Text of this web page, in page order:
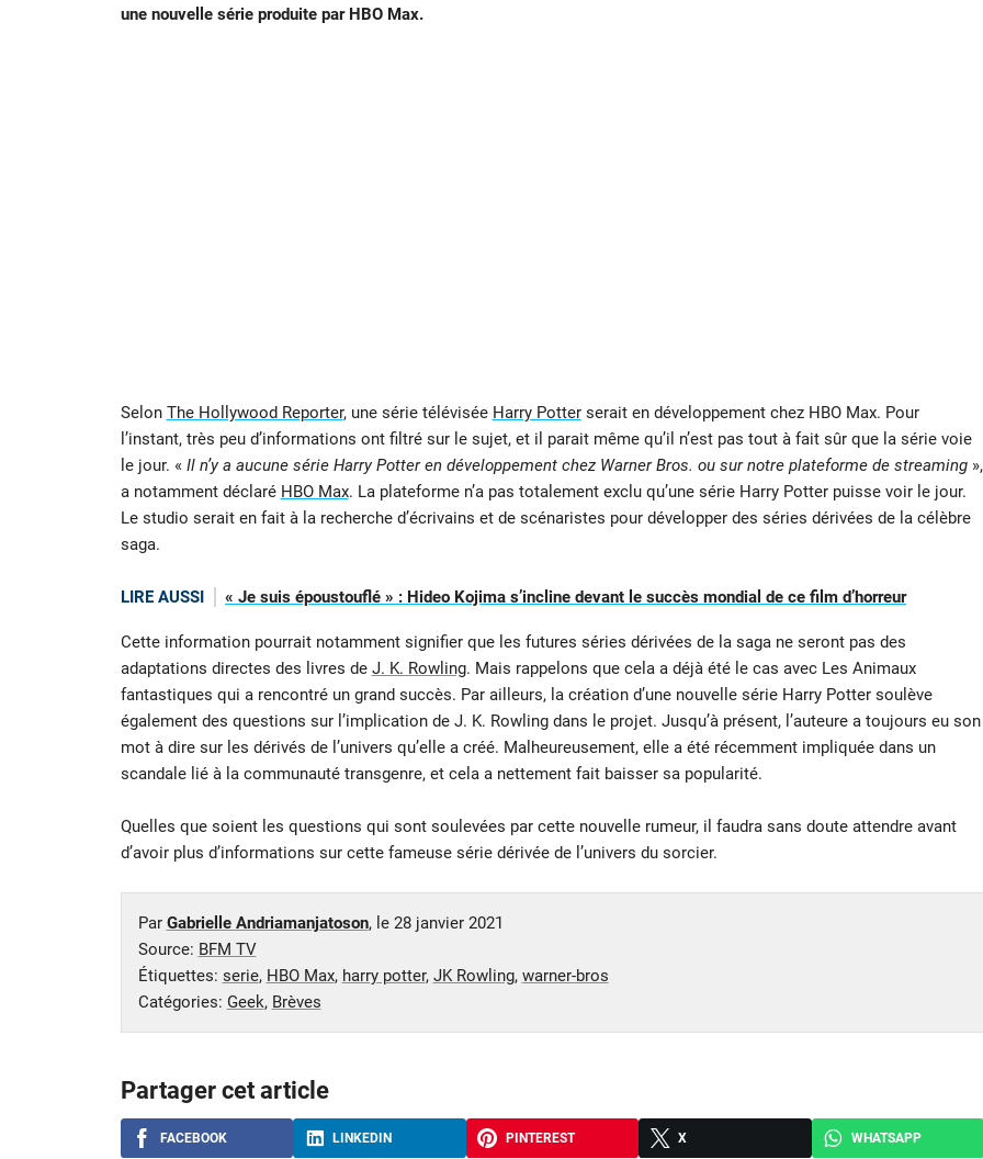
une nouvelle série produite par HBO Max.
Selon The Hollywood Reporter, une série télévisée Harry Potterserait en développement chez HBO Max. Pour
l’instant, très peu d’informations ont filtré sur le sujet, et il parait même qu’il n’est pas tout à fait sûr que la série voie
le jour. « Il n’y a aucune série Harry Potter en développement chez Warner Bros. ou sur notre plateforme de streaming»,
a notamment déclaré HBO Max. La plateforme n’a pas totalement exclu qu’une série Harry Potter puisse voir le jour.
Le studio serait en fait à la recherche d’écrivains et de scénaristes pour développer des séries dérivées de la célèbre
saga.
LIRE AUSSI « Je suis époustouflé » : Hideo Kojima s’incline devant le succès mondial de ce film d’horreur
Cette information pourrait notamment signifier que les futures séries dérivées de la saga ne seront pas des
adaptations directes des livres de J. K. Rowling. Mais rappelons que cela a déjà été le cas avec Les Animaux
fantastiques qui a rencontré un grand succès. Par ailleurs, la création d’une nouvelle série Harry Potter soulève
également des questions sur l’implication de J. K. Rowling dans le projet. Jusqu’à présent, l’auteure a toujours eu son
mot à dire sur les dérivés de l’univers qu’elle a créé. Malheureusement, elle a été récemment impliquée dans un
scandale lié à la communauté transgenre, et cela a nettement fait baisser sa popularité.
Quelles que soient les questions qui sont soulevées par cette nouvelle rumeur, il faudra sans doute attendre avant
d’avoir plus d’informations sur cette fameuse série dérivée de l’univers du sorcier.
Par Gabrielle Andriamanjatoson, le 28 janvier 2021
Source: BFM TV
Étiquettes: serie, HBO Max, harry potter, JK Rowling, warner-bros
Catégories: Geek, Brèves
Partager cet article
FACEBOOK LINKEDIN PINTEREST X WHATSAPP